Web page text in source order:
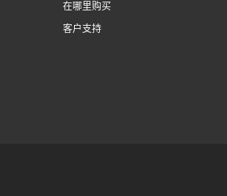
在哪里购买
客户支持